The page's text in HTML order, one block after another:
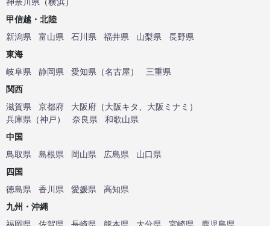
甲信越・北陸
新潟県
富山県 石川県 福井県 山梨県
長野県
東海
岐阜県
静岡県 愛知県 （名古屋）
三重県
関西
滋賀県
京都府 大阪府 （大阪キタ 大阪ミナミ ）
兵庫県 （神戸） 奈良県
和歌山県
中国
鳥取県
島根県 岡山県 広島県
山口県
四国
徳島県
香川県 愛媛県
高知県
九州・沖縄
福岡県
佐賀県 長崎県 熊本県 大分県 宮崎県 鹿児島県